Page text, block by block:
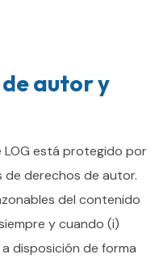
autor y
LOG está protegido por
de derechos de autor.
del contenido
y cuando (i)
disposición de forma